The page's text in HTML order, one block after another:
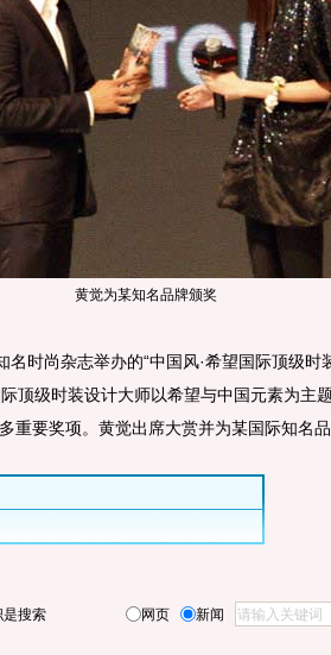
黄觉为某知名品牌颁奖
尚杂志举办的“中国风·希望国际顶级时
顶级时装设计大师以希望与中国元素为主
重要奖项。黄觉出席大赏并为某国际知名
是搜索 网页 新闻